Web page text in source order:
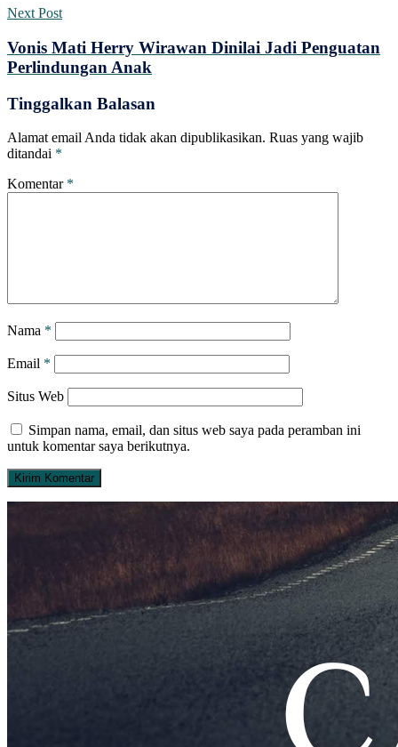
Next Post
Vonis Mati Herry Wirawan Dinilai Jadi Penguatan
Perlindungan Anak
Tinggalkan Balasan
Alamat email Anda tidak akan dipublikasikan. Ruas yang wajib
ditandai *
Komentar *
Nama *
Email *
Situs Web
Simpan nama, email, dan situs web saya pada peramban ini
untuk komentar saya berikutnya.